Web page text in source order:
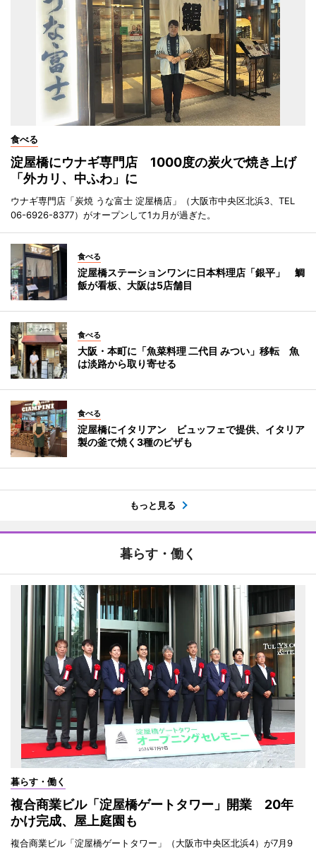
食べる
淀屋橋にウナギ専門店 1000度の炭火で焼き上げ
「外カリ、中ふわ」に
ウナギ専門店「炭焼 うな富士 淀屋橋店」（大阪市中央区北浜3、TEL
06-6926-8377）がオープンして1カ月が過ぎた。
食べる
淀屋橋ステーションワンに日本料理店「銀平」 鯛
飯が看板、大阪は5店舗目
食べる
大阪・本町に「魚菜料理 二代目 みつい」移転 魚
は淡路から取り寄せる
食べる
淀屋橋にイタリアン ビュッフェで提供、イタリア
製の釜で焼く3種のピザも
もっと見る
暮らす・働く
暮らす・働く
複合商業ビル「淀屋橋ゲートタワー」開業 20年
かけ完成、屋上庭園も
複合商業ビル「淀屋橋ゲートタワー」（大阪市中央区北浜4）が7月9